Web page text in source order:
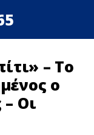
– Το
ο
Οι